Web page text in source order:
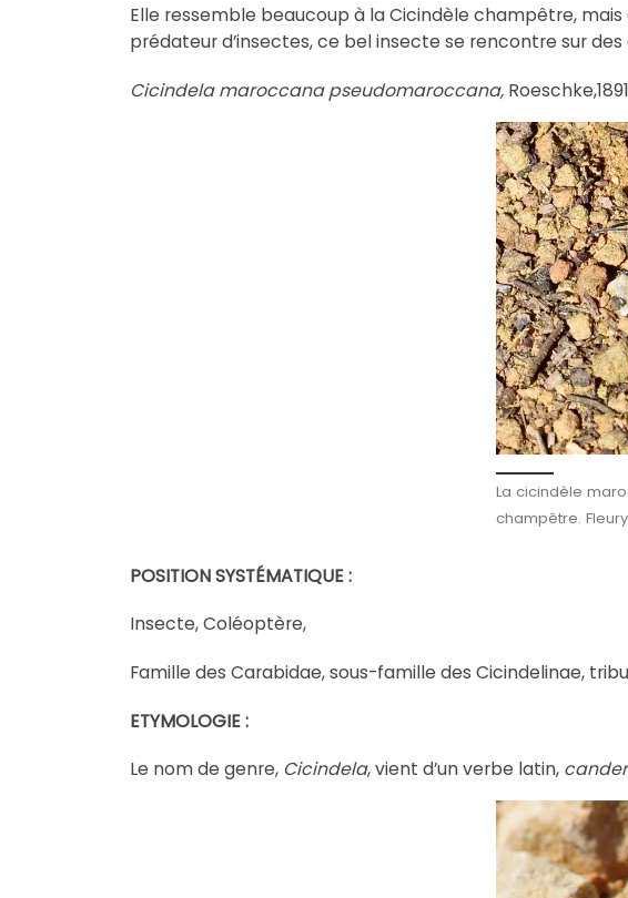
Elle ressemble beaucoup à la Cicindèle champêtre,
prédateur d’insectes, ce bel insecte se rencontre sur
Cicindela maroccana pseudomaroccana,
La cicindèle
champêtre.
POSITION SYSTÉMATIQUE :
Insecte, Coléoptère,
Famille des Carabidae, sous-famille des Cicindelinae,
ETYMOLOGIE :
Le nom de genre, Cicindela, vient d’un verbe latin,